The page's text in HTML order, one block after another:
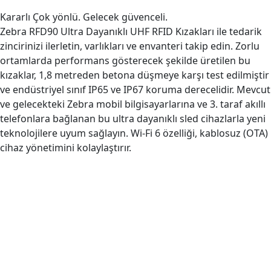
Kararlı Çok yönlü. Gelecek güvenceli.
Zebra RFD90 Ultra Dayanıklı UHF RFID Kızakları ile tedarik
zincirinizi ilerletin, varlıkları ve envanteri takip edin. Zorlu
ortamlarda performans gösterecek şekilde üretilen bu
kızaklar, 1,8 metreden betona düşmeye karşı test edilmiştir
ve endüstriyel sınıf IP65 ve IP67 koruma derecelidir. Mevcut
ve gelecekteki Zebra mobil bilgisayarlarına ve 3. taraf akıllı
telefonlara bağlanan bu ultra dayanıklı sled cihazlarla yeni
teknolojilere uyum sağlayın. Wi-Fi 6 özelliği, kablosuz (OTA)
cihaz yönetimini kolaylaştırır.